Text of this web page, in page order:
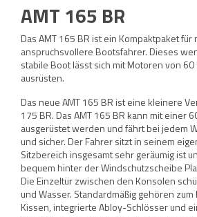
AMT 165 BR
Das AMT 165 BR ist ein Kompaktpaket für
anspruchsvollere Bootsfahrer. Dieses
stabile Boot lässt sich mit Motoren von 60
ausrüsten.
Das neue AMT 165 BR ist eine kleinere
175 BR. Das AMT 165 BR kann mit einer
ausgerüstet werden und fährt bei jedem
und sicher. Der Fahrer sitzt in seinem
Sitzbereich insgesamt sehr geräumig ist
bequem hinter der Windschutzscheibe
Die Einzeltür zwischen den Konsolen
und Wasser. Standardmäßig gehören
Kissen, integrierte Abloy-Schlösser und